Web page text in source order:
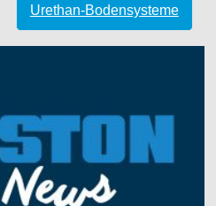
Urethan-Bodensysteme